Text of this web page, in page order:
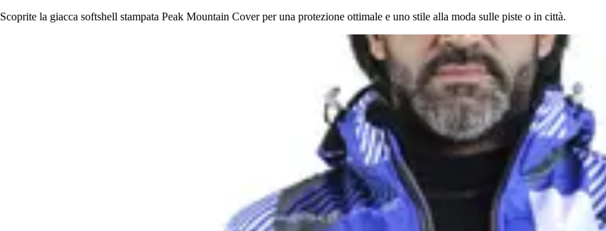
Scoprite la giacca softshell stampata Peak Mountain Cover per una protezione ottimale e uno stile alla moda sulle piste o in città.